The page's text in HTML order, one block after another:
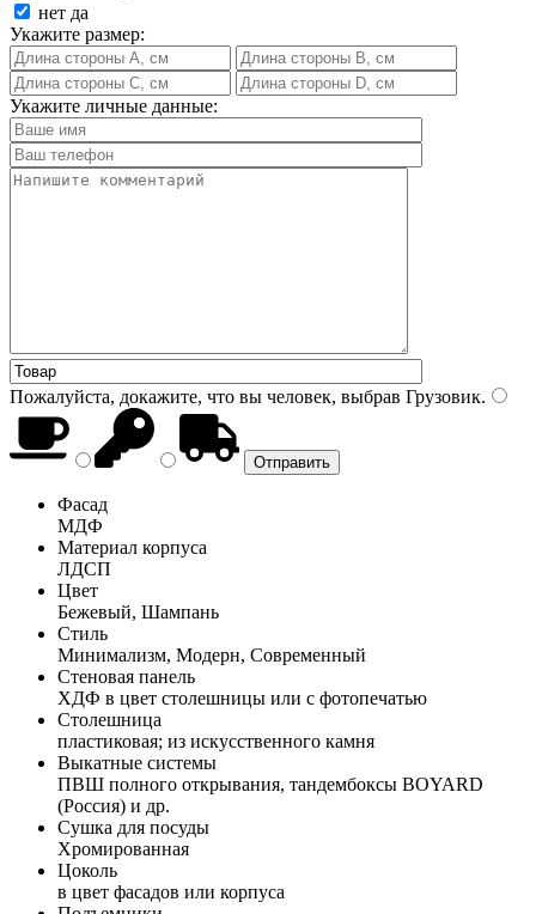
нет да
Укажите размер:
Укажите личные данные:
Пожалуйста, докажите, что вы человек, выбрав Грузовик.
Фасад
МДФ
Материал корпуса
ЛДСП
Цвет
Бежевый, Шампань
Стиль
Минимализм, Модерн, Современный
Стеновая панель
ХДФ в цвет столешницы или с фотопечатью
Столешница
пластиковая; из искусственного камня
Выкатные системы
ПВШ полного открывания, тандембоксы BOYARD
(Россия) и др.
Сушка для посуды
Хромированная
Цоколь
в цвет фасадов или корпуса